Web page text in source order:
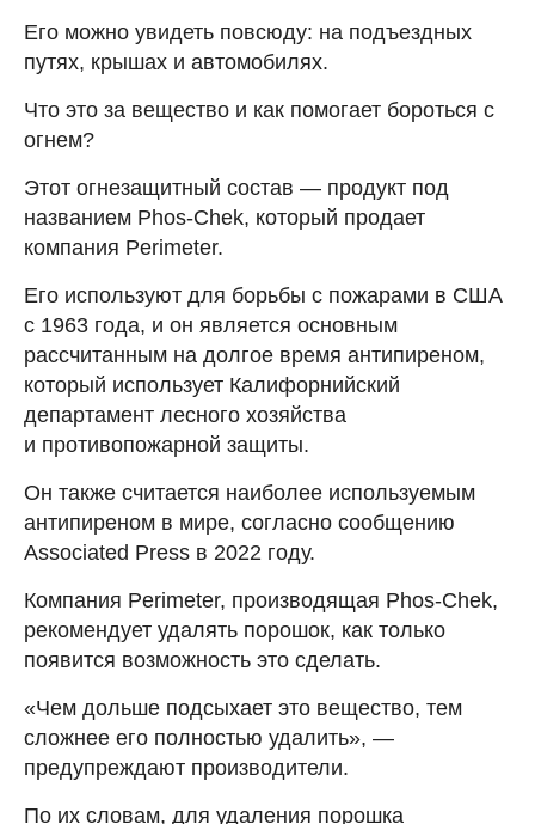
Его можно увидеть повсюду: на подъездных
путях, крышах и автомобилях.
Что это за вещество и как помогает бороться с
огнем?
Этот огнезащитный состав — продукт под
названием Phos-Chek, который продает
компания Perimeter.
Его используют для борьбы с пожарами в США
с 1963 года, и он является основным
рассчитанным на долгое время антипиреном,
который использует Калифорнийский
департамент лесного хозяйства
и противопожарной защиты.
Он также считается наиболее используемым
антипиреном в мире, согласно сообщению
Associated Press в 2022 году.
Компания Perimeter, производящая Phos-Chek,
рекомендует удалять порошок, как только
появится возможность это сделать.
«Чем дольше подсыхает это вещество, тем
сложнее его полностью удалить», —
предупреждают производители.
По их словам, для удаления порошка